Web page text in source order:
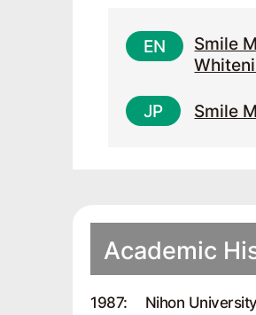
Smile
Smile
Academic
1987: Nihon